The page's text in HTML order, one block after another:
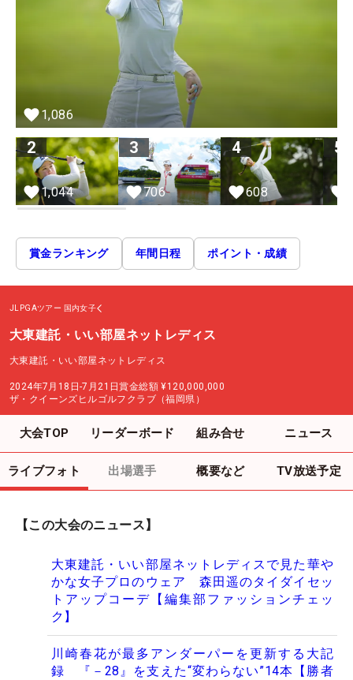
1,086
2
1,044
3
706
4
608
5
賞金ランキング 年間日程 ポイント・成績
JLPGAツアー 国内女子
大東建託・いい部屋ネットレディス
大東建託・いい部屋ネットレディス
2024年7月18日-7月21日賞金総額 ¥120,000,000
ザ・クイーンズヒルゴルフクラブ（福岡県）
大会TOP リーダーボード 組み合せ ニュース
ライブフォト 出場選手 概要など TV放送予定
【この大会のニュース】
大東建託・いい部屋ネットレディスで見た華や
かな女子プロのウェア 森田遥のタイダイセッ
トアップコーデ【編集部ファッションチェッ
ク】
川崎春花が最多アンダーパーを更新する大記
録 『－28』を支えた“変わらない”14本【勝者